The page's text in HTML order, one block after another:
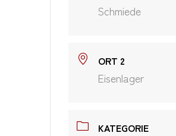
Schmiede
ORT 2
Eisenlager
KATEGORIE